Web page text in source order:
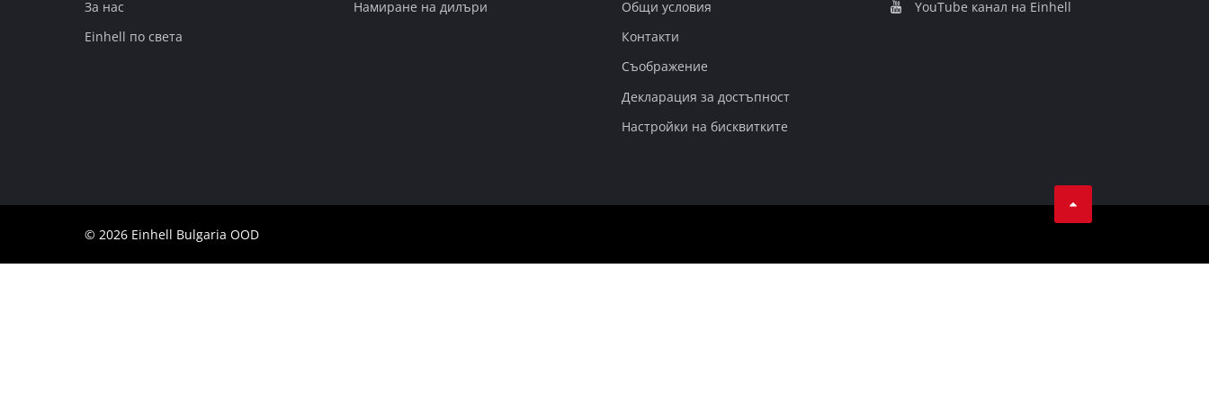
EnglishЗа нас
Einhell по света
Намиране на дилъри
Общи условия
Контакти
Съображение
Декларация за достъпност
Настройки на бисквитките
YouТube канал на Einhell
© 2026 Einhell Bulgaria OOD